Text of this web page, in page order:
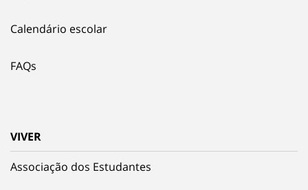
Calendário escolar
FAQs
VIVER
Associação dos Estudantes